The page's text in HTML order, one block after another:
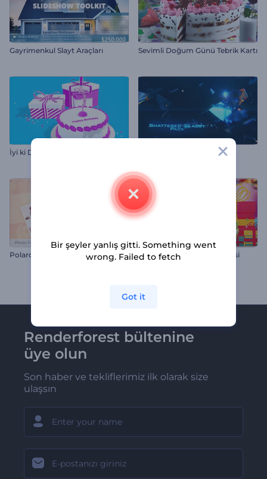
Gayrimenkul Slayt Araçları Sevimli Doğum Günü Tebrik Kartı
İyi ki Doğdun Kutlaması Parçalanmış Cam Paketi
Polaroid Fotoğraf Galerisi Doğum Günü Slayt Gösterisi
Renderforest bültenine
üye olun
Son haber ve tekliflerimiz ilk olarak size
ulaşsın
Bir şeyler yanlış gitti. Something went
wrong. Failed to fetch
Got it